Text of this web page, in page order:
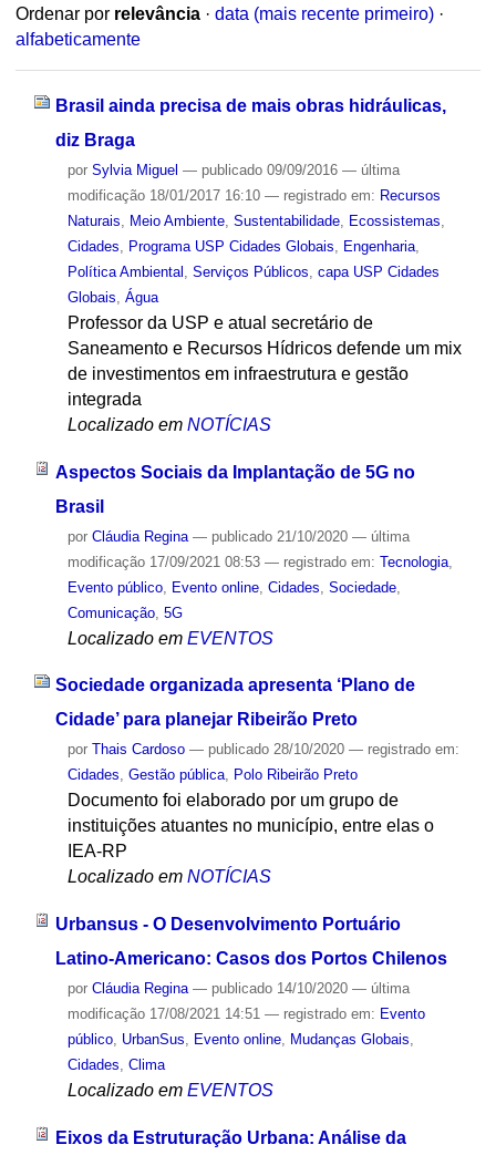
Ordenar por relevância · data (mais recente primeiro) ·
alfabeticamente
Brasil ainda precisa de mais obras hidráulicas,
diz Braga
por Sylvia Miguel — publicado09/09/2016 — última
modificação18/01/2017 16:10 — registrado em: Recursos
Naturais
Meio Ambiente, Sustentabilidade, Ecossistemas
Cidades
Programa USP Cidades Globais Engenharia,
Política Ambiental
Serviços Públicos capa USP Cidades
Globais Água
Professor da USP e atual secretário de
Saneamento e Recursos Hídricos defende um mix
de investimentos em infraestrutura e gestão
integrada
Localizado em NOTÍCIAS
Aspectos Sociais da Implantação de 5G no
Brasil
por Cláudia Regina — publicado21/10/2020 — última
modificação17/09/2021 08:53 — registrado em: Tecnologia,
Evento público, Evento online, Cidades Sociedade,
Comunicação, 5G
Localizado em EVENTOS
Sociedade organizada apresenta ‘Plano de
Cidade’ para planejar Ribeirão Preto
por Thais Cardoso — publicado28/10/2020 — registrado em:
Cidades, Gestão pública, Polo Ribeirão Preto
Documento foi elaborado por um grupo de
instituições atuantes no município, entre elas o
IEA-RP
Localizado em NOTÍCIAS
Urbansus - O Desenvolvimento Portuário
Latino-Americano: Casos dos Portos Chilenos
por Cláudia Regina — publicado14/10/2020 — última
modificação17/08/2021 14:51 — registrado em: Evento
público, UrbanSus, Evento online, Mudanças Globais,
Cidades, Clima
Localizado em EVENTOS
Eixos da Estruturação Urbana: Análise da